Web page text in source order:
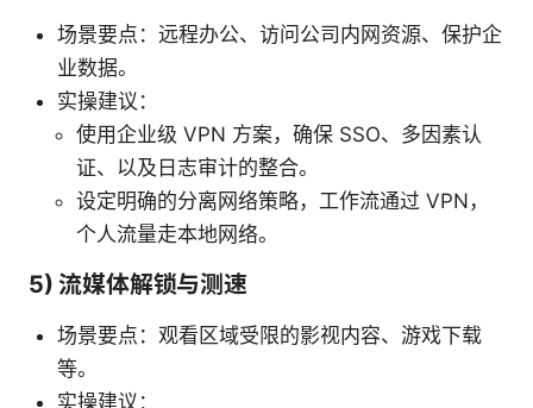
场景要点：远程办公、访问公司内网资源、保护企
业数据。
实操建议：
使用企业级 VPN 方案，确保 SSO、多因素认
证、以及日志审计的整合。
设定明确的分离网络策略，工作流通过 VPN，
个人流量走本地网络。
5) 流媒体解锁与测速
场景要点：观看区域受限的影视内容、游戏下载
等。
实操建议：